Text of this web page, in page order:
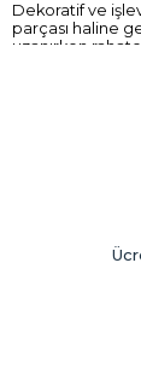
Dekoratif ve
parçası haline
uzanırken
zamanda uzun
Evmoda ile
odanıza
renkte ve